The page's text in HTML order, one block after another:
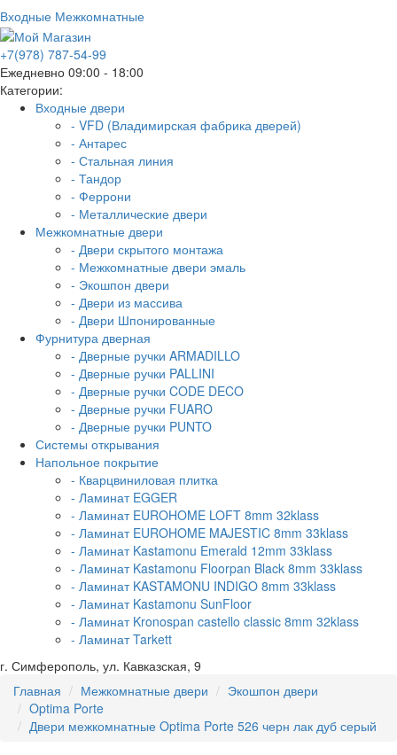
Входные Межкомнатные
+7(978) 787-54-99
Ежедневно 09:00 - 18:00
Категории:
Входные двери
- VFD (Владимирская фабрика дверей)
- Антарес
- Стальная линия
- Тандор
- Феррони
- Металлические двери
Межкомнатные двери
- Двери скрытого монтажа
- Межкомнатные двери эмаль
- Экошпон двери
- Двери из массива
- Двери Шпонированные
Фурнитура дверная
- Дверные ручки ARMADILLO
- Дверные ручки PALLINI
- Дверные ручки CODE DECO
- Дверные ручки FUARO
- Дверные ручки PUNTO
Системы открывания
Напольное покрытие
- Кварцвиниловая плитка
- Ламинат EGGER
- Ламинат EUROHOME LOFT 8mm 32klass
- Ламинат EUROHOME MAJESTIC 8mm 33klass
- Ламинат Kastamonu Emerald 12mm 33klass
- Ламинат Kastamonu Floorpan Black 8mm 33klass
- Ламинат KASTAMONU INDIGO 8mm 33klass
- Ламинат Kastamonu SunFloor
- Ламинат Kronospan castello classic 8mm 32klass
- Ламинат Tarkett
г. Симферополь, ул. Кавказская, 9
Главная
Межкомнатные двери
Экошпон двери
Optima Porte
Двери межкомнатные Optima Porte 526 черн лак дуб серый